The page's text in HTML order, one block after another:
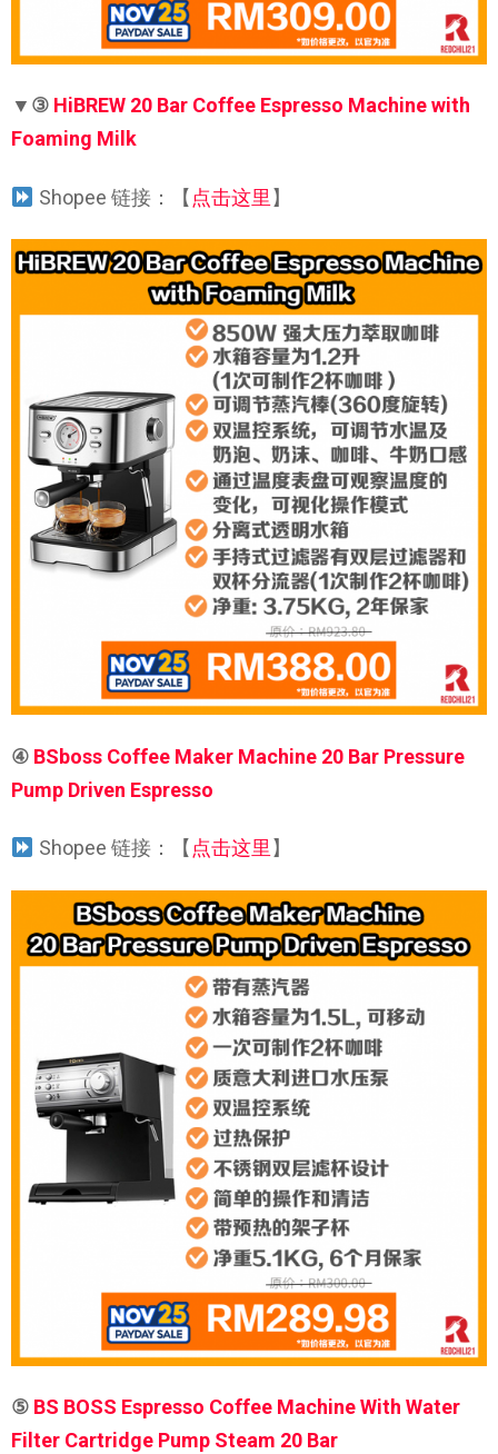
▼③ HiBREW 20 Bar Coffee Espresso Machine with
Foaming Milk
Shopee 链接：【点击这里】
④ BSboss Coffee Maker Machine 20 Bar Pressure
Pump Driven Espresso
Shopee 链接：【 点击这里 】
⑤ BS BOSS Espresso Coffee Machine With Water
Filter Cartridge Pump Steam 20 Bar